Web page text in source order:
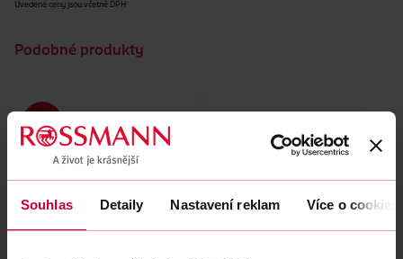
Souhlas Detaily Nastavení reklam Více o cookies
Uvedené ceny jsou včetně DPH
Podobné produkty